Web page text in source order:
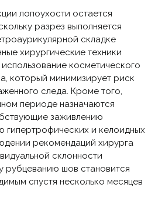
лопоухости остается
разрез выполняется
складке
хирургические техники
косметического
который минимизирует риск
следа. Кроме того,
периоде назначаются
заживлению
гипертрофических и келоидных
рекомендаций хирурга
склонности
рубцеванию шов становится
спустя несколько месяцев